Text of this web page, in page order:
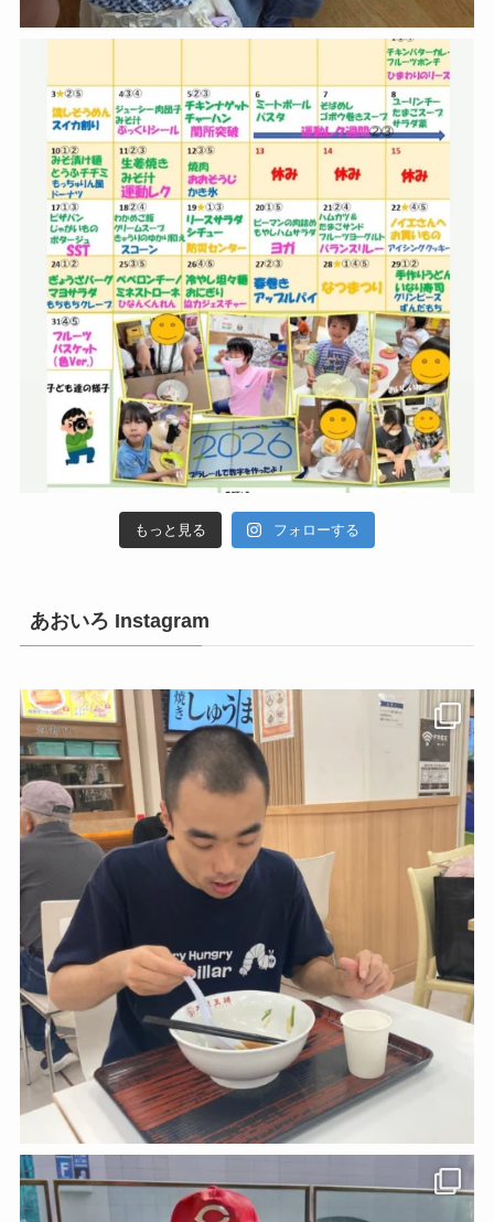
もっと見る フォローする
あおいろ Instagram